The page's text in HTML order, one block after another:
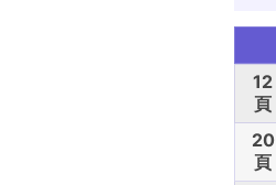
12
頁
20
頁